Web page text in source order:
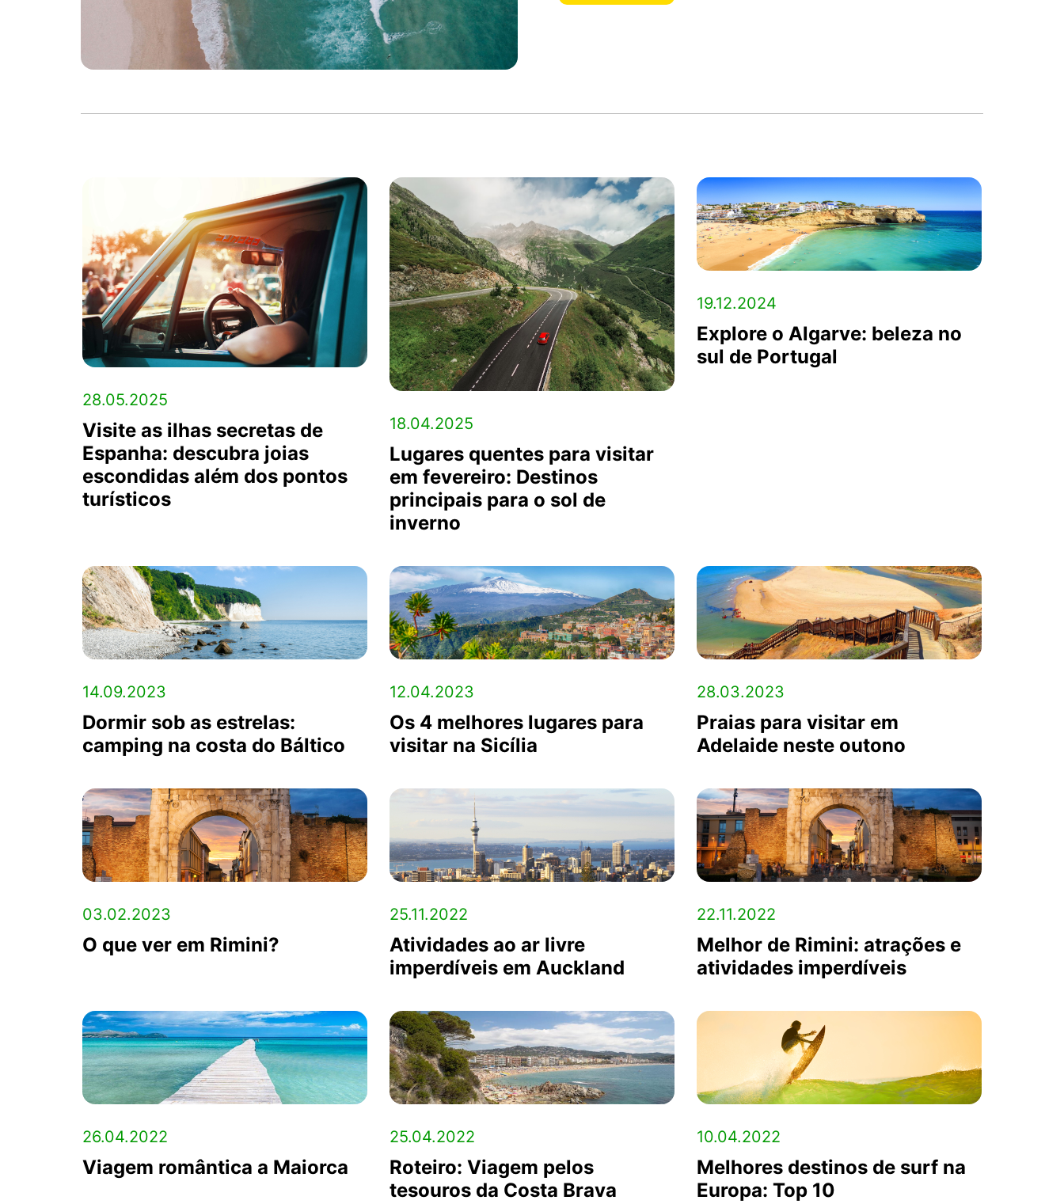
28.05.2025
Visite as ilhas secretas de
Espanha: descubra joias
escondidas além dos pontos
turísticos
18.04.2025
Lugares quentes para visitar
em fevereiro: Destinos
principais para o sol de
inverno
19.12.2024
Explore o Algarve: beleza no
sul de Portugal
14.09.2023
Dormir sob as estrelas:
camping na costa do Báltico
12.04.2023
Os 4 melhores lugares para
visitar na Sicília
28.03.2023
Praias para visitar em
Adelaide neste outono
03.02.2023
O que ver em Rimini?
25.11.2022
Atividades ao ar livre
imperdíveis em Auckland
22.11.2022
Melhor de Rimini: atrações e
atividades imperdíveis
26.04.2022
Viagem romântica a Maiorca
25.04.2022
Roteiro: Viagem pelos
tesouros da Costa Brava
10.04.2022
Melhores destinos de surf na
Europa: Top 10